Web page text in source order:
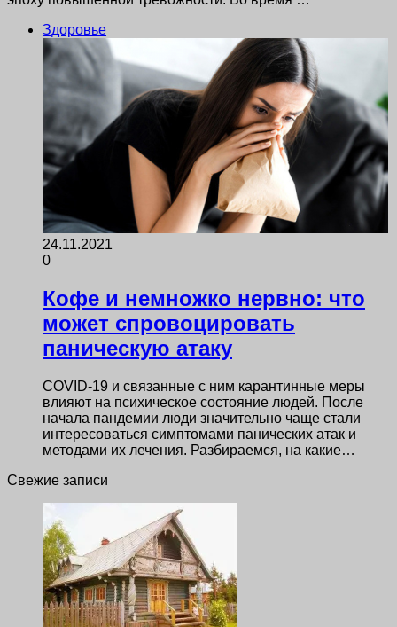
Здоровье
24.11.2021
0
Кофе и немножко нервно: что
может спровоцировать
паническую атаку
COVID-19 и связанные с ним карантинные меры
влияют на психическое состояние людей. После
начала пандемии люди значительно чаще стали
интересоваться симптомами панических атак и
методами их лечения. Разбираемся, на какие…
Свежие записи